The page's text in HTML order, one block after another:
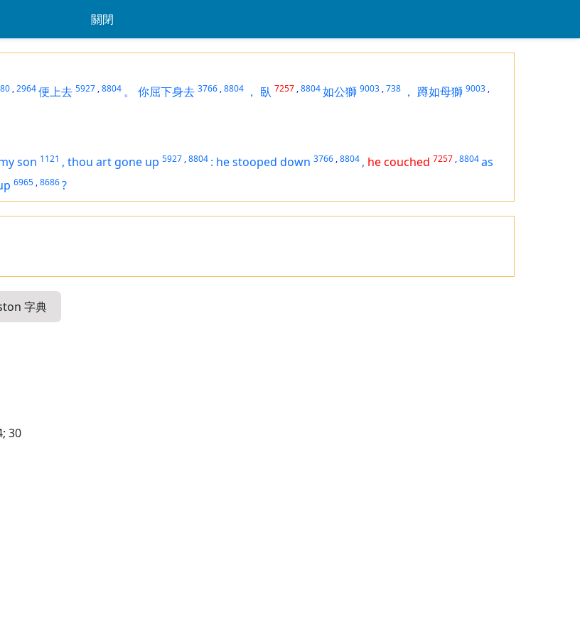
關閉
,2964便上去 5927 ,8804 。 你屈下身去 3766 ,8804 ， 臥 7257 ,8804如公獅 9003 ,738 ， 蹲如母獅 9003 ,
son 1121 , thou art gone up 5927 ,8804 : he stooped down 3766 ,8804 , he couched 7257 ,8804as
6965 ,8686?
字典
30